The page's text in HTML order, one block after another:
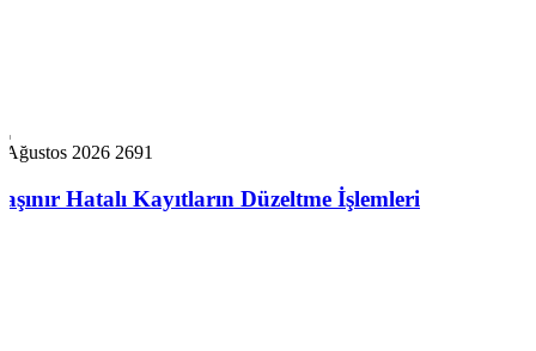
Ağustos 2026 2691
Hatalı Kayıtların Düzeltme İşlemleri